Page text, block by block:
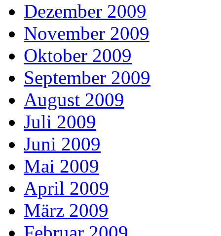
Dezember 2009
November 2009
Oktober 2009
September 2009
August 2009
Juli 2009
Juni 2009
Mai 2009
April 2009
März 2009